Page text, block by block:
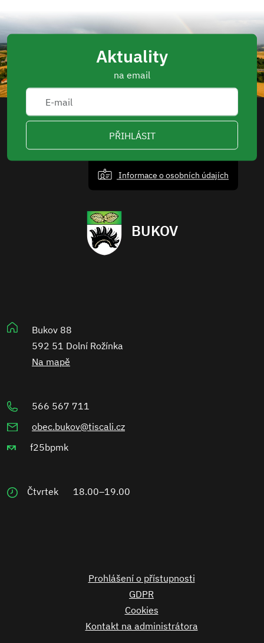
Aktuality
na email
PŘIHLÁSIT
Informace o osobních údajích
BUKOV
Bukov 88
592 51 Dolní Rožínka
Na mapě
566 567 711
obec.bukov@tiscali.cz
f25bpmk
Čtvrtek 18.00–19.00
Prohlášení o přístupnosti
GDPR
Cookies
Kontakt na administrátora